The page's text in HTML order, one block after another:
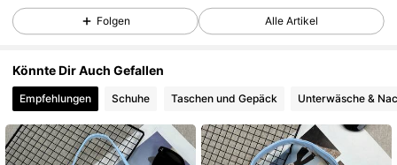
4,88 19K Follower
Folgen Alle Artikel
Könnte Dir Auch Gefallen
Empfehlungen Schuhe Taschen und Gepäck Unterwäsche &